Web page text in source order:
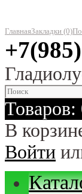
ГлавнаяЗакладки (0)
Товаров:
В
Войти